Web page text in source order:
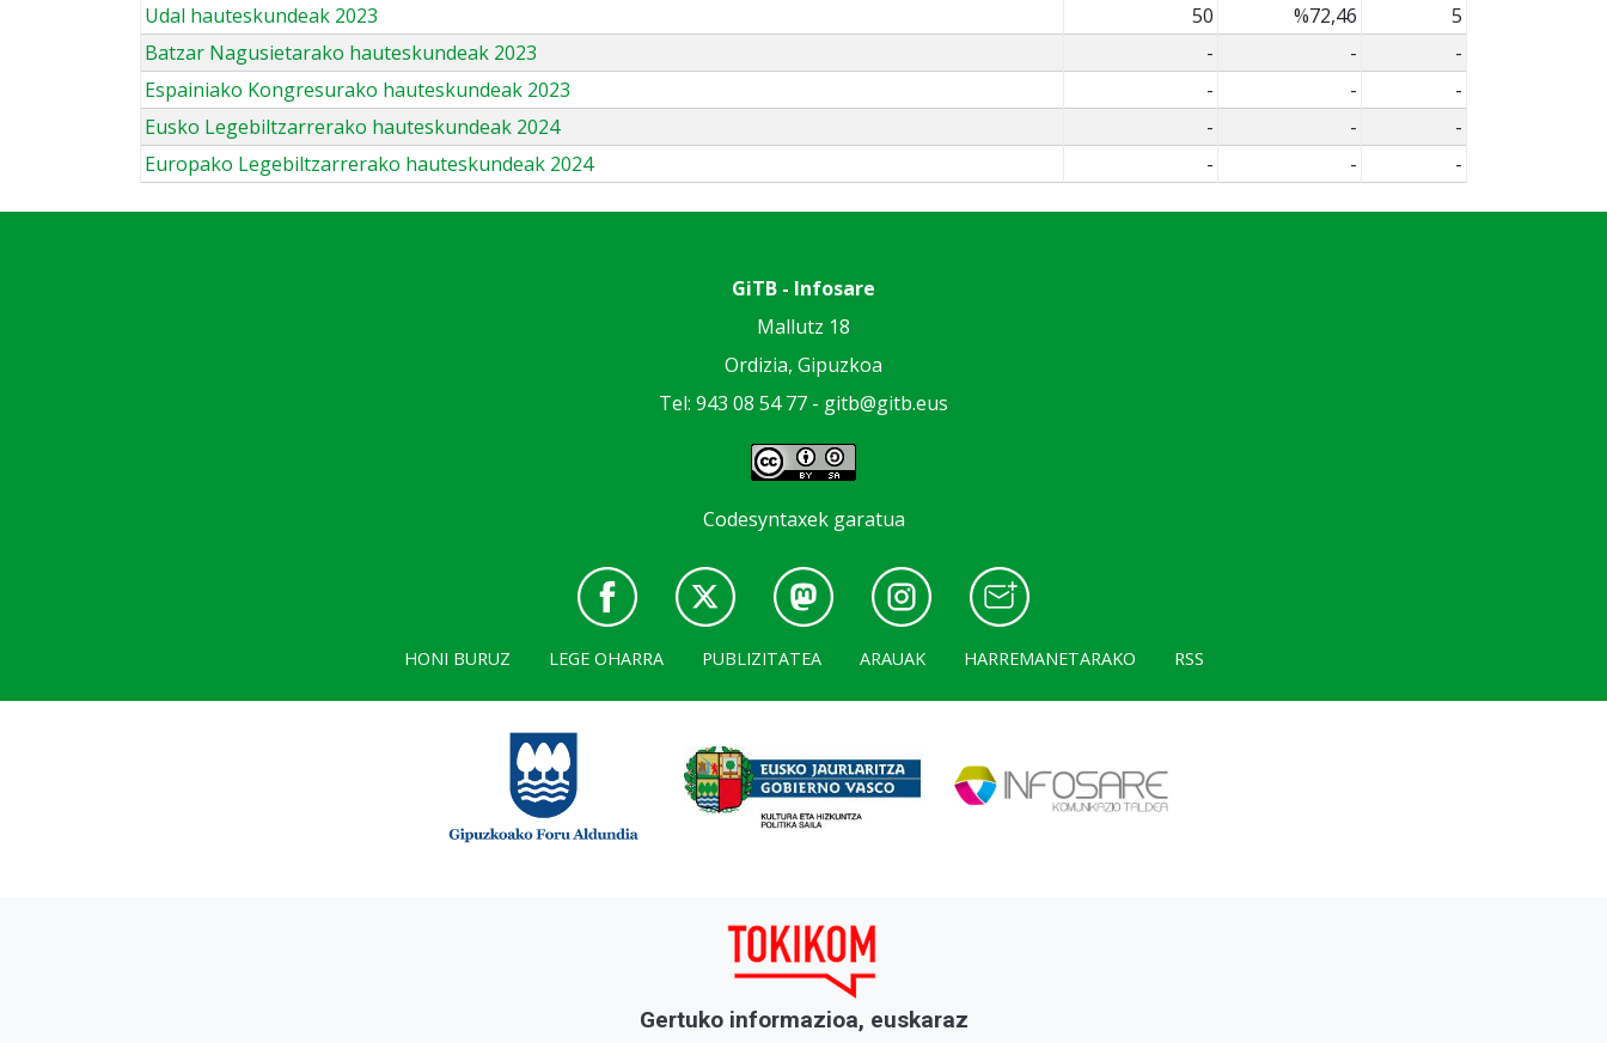
Udal hauteskundeak 2023
50 %72,46
5
Batzar Nagusietarako hauteskundeak 2023
- -
-
Espainiako Kongresurako hauteskundeak 2023
- -
-
Eusko Legebiltzarrerako hauteskundeak 2024
- -
-
Europako Legebiltzarrerako hauteskundeak 2024
- - -
GiTB - Infosare
Mallutz 18
Ordizia, Gipuzkoa
Tel: 943 08 54 77 - gitb@gitb.eus
Codesyntaxek garatua
HONI BURUZ LEGE OHARRA PUBLIZITATEA ARAUAK HARREMANETARAKO RSS
Gertuko informazioa, euskaraz